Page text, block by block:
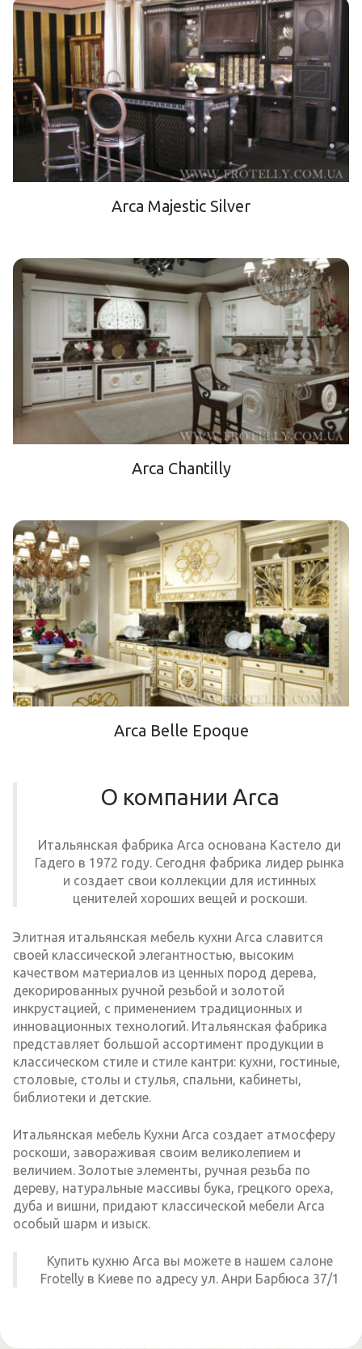
Arca Majestic Silver
Arca Chantilly
Arca Belle Epoque
О компании Arca
Итальянская фабрика Arca основана Кастело ди
Гадего в 1972 году. Сегодня фабрика лидер рынка
и создает свои коллекции для истинных
ценителей хороших вещей и роскоши.
Элитная итальянская мебель кухни Arca славится
своей классической элегантностью, высоким
качеством материалов из ценных пород дерева,
декорированных ручной резьбой и золотой
инкрустацией, с применением традиционных и
инновационных технологий. Итальянская фабрика
представляет большой ассортимент продукции в
классическом стиле и стиле кантри: кухни, гостиные,
столовые, столы и стулья, спальни, кабинеты,
библиотеки и детские.
Итальянская мебель Кухни Arca создает атмосферу
роскоши, завораживая своим великолепием и
величием. Золотые элементы, ручная резьба по
дереву, натуральные массивы бука, грецкого ореха,
дуба и вишни, придают классической мебели Arca
особый шарм и изыск.
Купить кухню Arca вы можете в нашем салоне
Frotelly в Киеве по адресу ул. Анри Барбюса 37/1